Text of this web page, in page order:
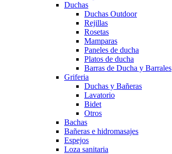
Duchas
Duchas Outdoor
Rejillas
Rosetas
Mamparas
Paneles de ducha
Platos de ducha
Barras de Ducha y Barrales
Griferia
Duchas y Bañeras
Lavatorio
Bidet
Otros
Bachas
Bañeras e hidromasajes
Espejos
Loza sanitaria